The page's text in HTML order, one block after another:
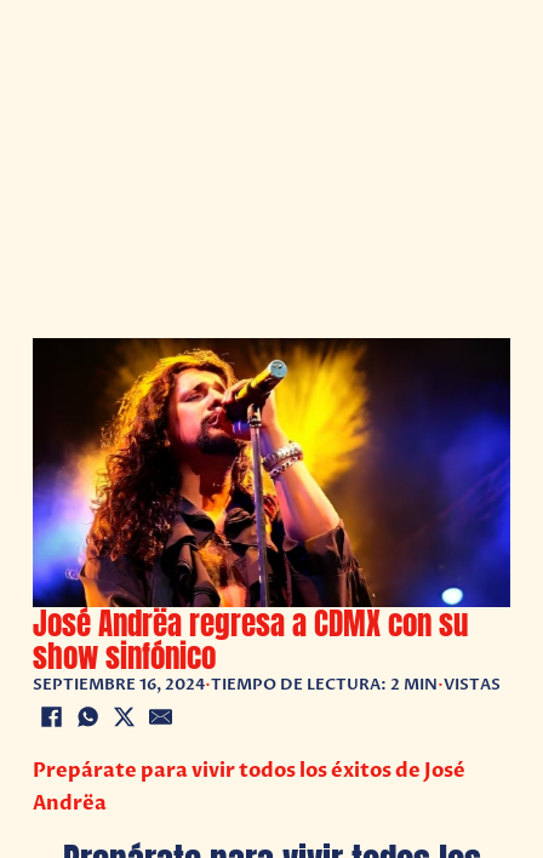
José Andrëa regresa a CDMX con su
show sinfónico
SEPTIEMBRE 16, 2024•TIEMPO DE LECTURA: 2 MIN•VISTAS
Prepárate para vivir todos los éxitos de José
Andrëa